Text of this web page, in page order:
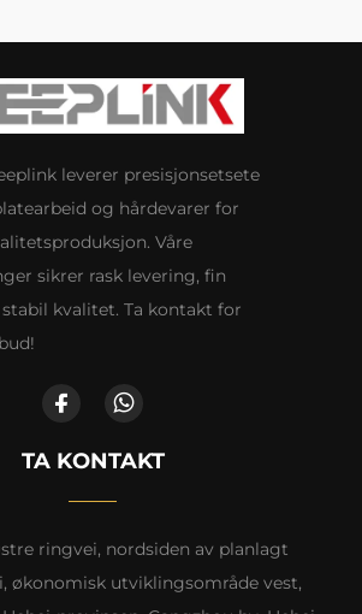
leverer presisjonsetsete
og hårdevarer for
Våre
sikrer rask levering, fin
kvalitet. Ta kontakt for
TA KONTAKT
ringvei, nordsiden av planlagt
økonomisk utviklingsområde vest,